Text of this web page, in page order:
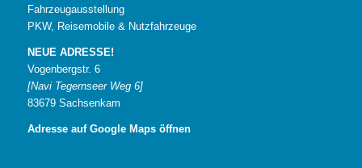
Fahrzeugausstellung
PKW, Reisemobile & Nutzfahrzeuge
NEUE ADRESSE!
Vogenbergstr. 6
[Navi Tegernseer Weg 6]
83679 Sachsenkam
Adresse auf Google Maps öffnen